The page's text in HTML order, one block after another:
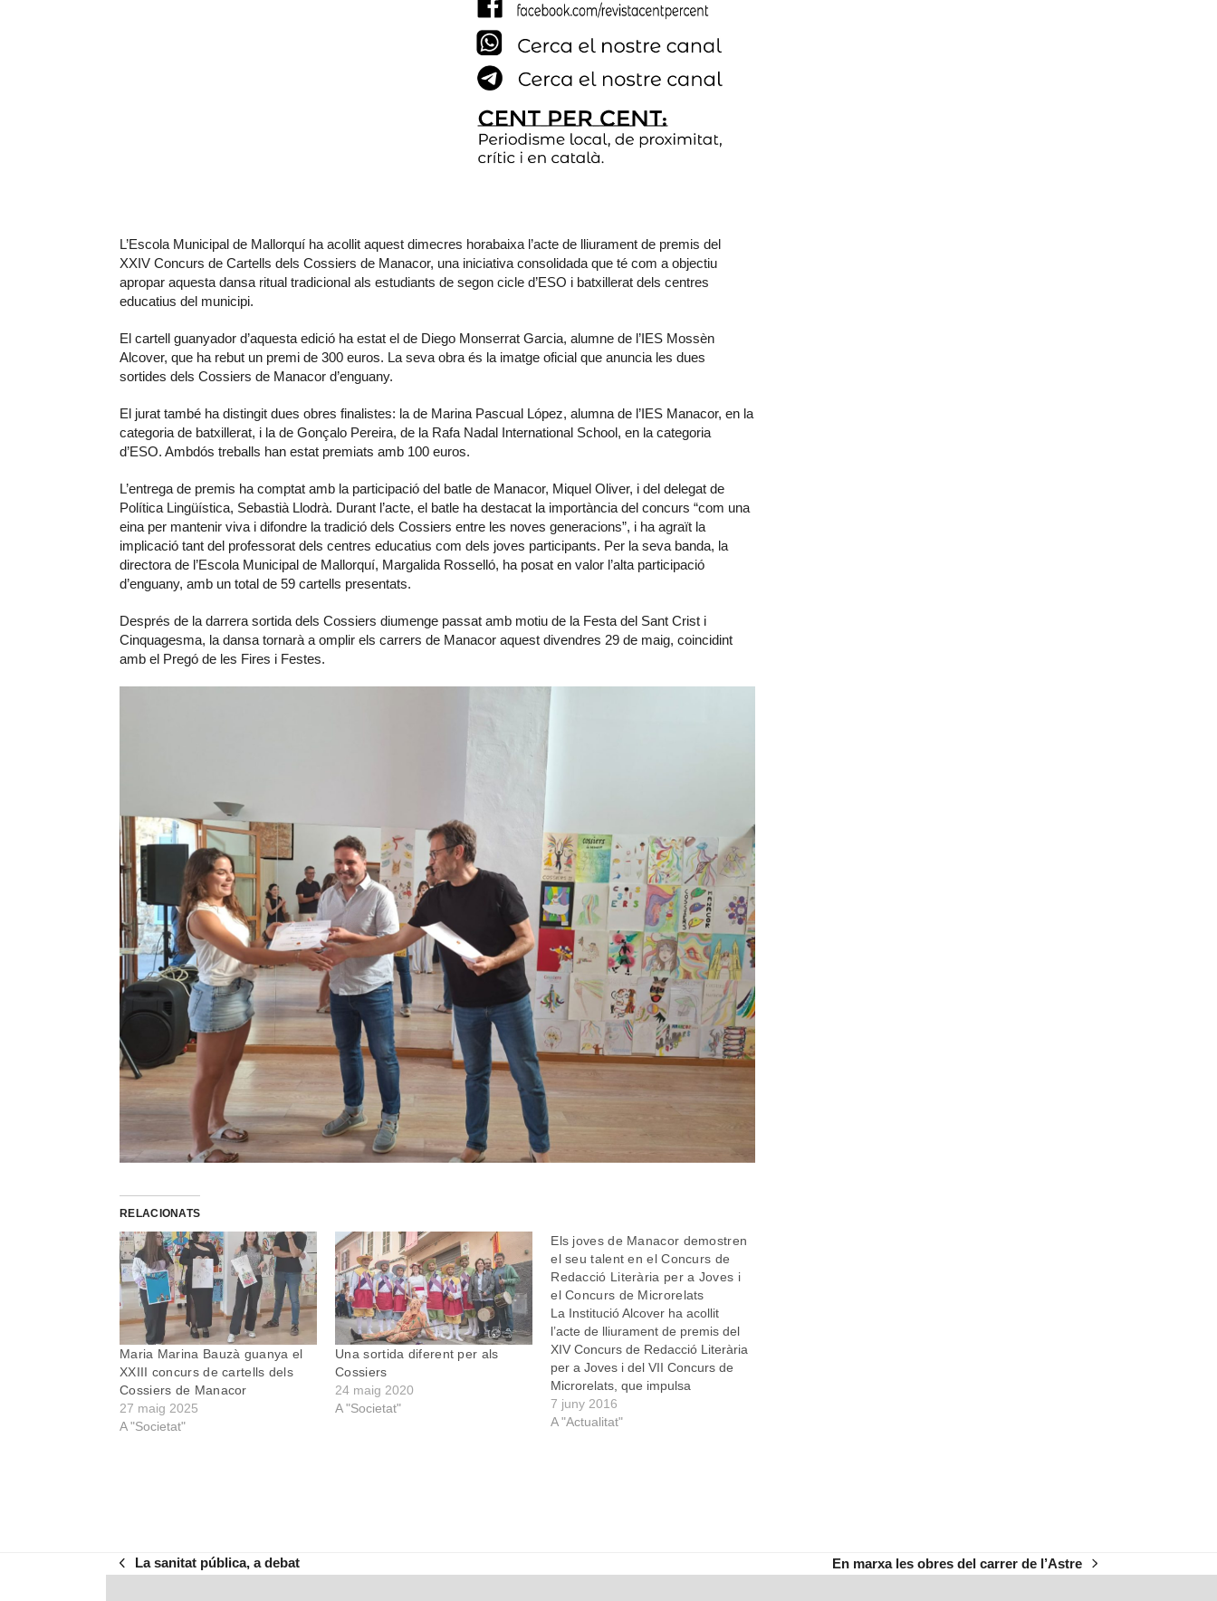
L’Escola Municipal de Mallorquí ha acollit aquest dimecres horabaixa l’acte de lliurament de premis del
XXIV Concurs de Cartells dels Cossiers de Manacor, una iniciativa consolidada que té com a objectiu
apropar aquesta dansa ritual tradicional als estudiants de segon cicle d’ESO i batxillerat dels centres
educatius del municipi.
El cartell guanyador d’aquesta edició ha estat el de Diego Monserrat Garcia, alumne de l’IES Mossèn
Alcover, que ha rebut un premi de 300 euros. La seva obra és la imatge oficial que anuncia les dues
sortides dels Cossiers de Manacor d’enguany.
El jurat també ha distingit dues obres finalistes: la de Marina Pascual López, alumna de l’IES Manacor, en la
categoria de batxillerat, i la de Gonçalo Pereira, de la Rafa Nadal International School, en la categoria
d’ESO. Ambdós treballs han estat premiats amb 100 euros.
L’entrega de premis ha comptat amb la participació del batle de Manacor, Miquel Oliver, i del delegat de
Política Lingüística, Sebastià Llodrà. Durant l’acte, el batle ha destacat la importància del concurs “com una
eina per mantenir viva i difondre la tradició dels Cossiers entre les noves generacions”, i ha agraït la
implicació tant del professorat dels centres educatius com dels joves participants. Per la seva banda, la
directora de l’Escola Municipal de Mallorquí, Margalida Rosselló, ha posat en valor l’alta participació
d’enguany, amb un total de 59 cartells presentats.
Després de la darrera sortida dels Cossiers diumenge passat amb motiu de la Festa del Sant Crist i
Cinquagesma, la dansa tornarà a omplir els carrers de Manacor aquest divendres 29 de maig, coincidint
amb el Pregó de les Fires i Festes.
RELACIONATS
Maria Marina Bauzà guanya el
XXIII concurs de cartells dels
Cossiers de Manacor
27 maig 2025
A "Societat"
Una sortida diferent per als
Cossiers
24 maig 2020
A "Societat"
Els joves de Manacor demostren
el seu talent en el Concurs de
Redacció Literària per a Joves i
el Concurs de Microrelats
La Institució Alcover ha acollit
l’acte de lliurament de premis del
XIV Concurs de Redacció Literària
per a Joves i del VII Concurs de
Microrelats, que impulsa
l’Ajuntament de Manacor. “Es diu
que Manacor és la ciutat amb
7 juny 2016
A "Actualitat"
previous
La sanitat pública, a debat
next
En marxa les obres del carrer de l’Astre